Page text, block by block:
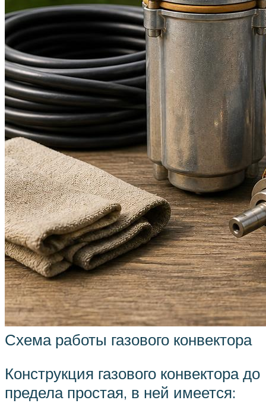
Схема работы газового конвектора
Конструкция газового конвектора до
предела простая, в ней имеется: